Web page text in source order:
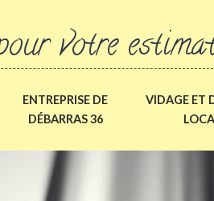
votre
ENTREPRISE DE
DÉBARRAS 36
VIDAGE ET